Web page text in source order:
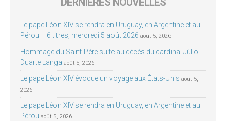
Le pape Léon XIV se rendra en Uruguay, en Argentine et au
Pérou – 6 titres, mercredi 5 août 2026 août 5, 2026
Hommage du Saint-Père suite au décès du cardinal Júlio
Duarte Langa août 5, 2026
Le pape Léon XIV évoque un voyage aux États-Unis août 5,
2026
Le pape Léon XIV se rendra en Uruguay, en Argentine et au
Pérou août 5, 2026